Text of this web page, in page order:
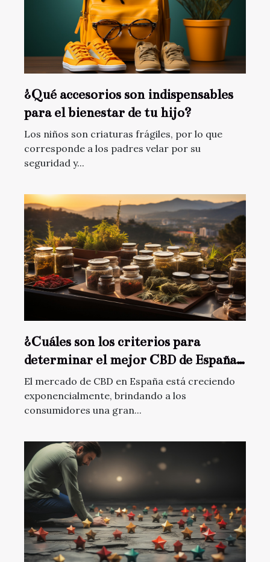
¿Qué accesorios son indispensables
para el bienestar de tu hijo?
Los niños son criaturas frágiles, por lo que
corresponde a los padres velar por su
seguridad y...
¿Cuáles son los criterios para
determinar el mejor CBD de España
en cuanto a calidad y pureza ?
El mercado de CBD en España está creciendo
exponencialmente, brindando a los
consumidores una gran...